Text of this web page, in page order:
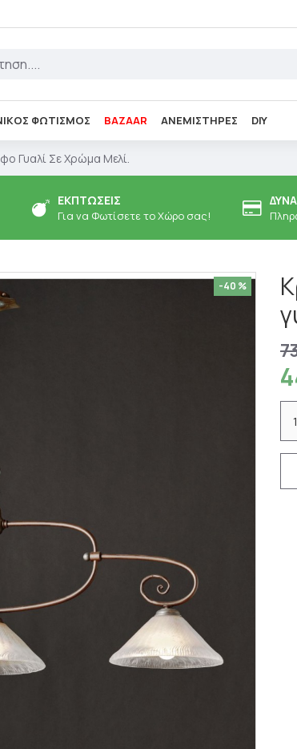
ΦΩΤΙΣΜΌΣ BAZAAR ΑΝΕΜΙΣΤΉΡΕΣ DIY
Γυαλί Σε Χρώμα Μελί.
ΕΚΠΤΏΣΕΙΣ
Για να Φωτίσετε το Χώρο σας!
-40 %